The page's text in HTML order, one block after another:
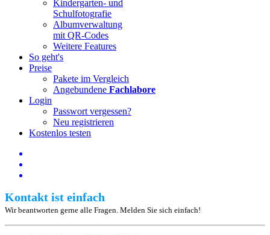
Kindergarten- und
Schulfotografie
Albumverwaltung
mit QR-Codes
Weitere Features
So geht's
Preise
Pakete im Vergleich
Angebundene Fachlabore
Login
Passwort vergessen?
Neu registrieren
Kostenlos testen
Kontakt ist einfach
Wir beantworten gerne alle Fragen. Melden Sie sich einfach!